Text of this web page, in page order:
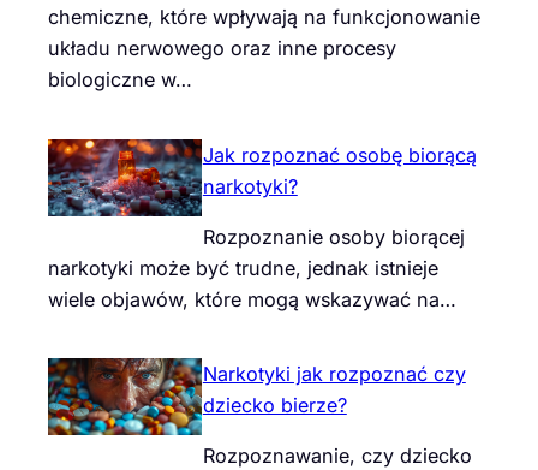
chemiczne, które wpływają na funkcjonowanie
układu nerwowego oraz inne procesy
biologiczne w…
Jak rozpoznać osobę biorącą
narkotyki?
Rozpoznanie osoby biorącej
narkotyki może być trudne, jednak istnieje
wiele objawów, które mogą wskazywać na…
Narkotyki jak rozpoznać czy
dziecko bierze?
Rozpoznawanie, czy dziecko